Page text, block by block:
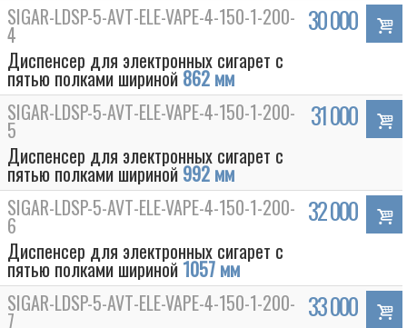
SIGAR-LDSP-5-AVT-ELE-VAPE-4-150-1-200-
4
Диспенсер для электронных сигарет с
пятью полками шириной 862 мм
30 000
SIGAR-LDSP-5-AVT-ELE-VAPE-4-150-1-200-
5
Диспенсер для электронных сигарет с
пятью полками шириной 992 мм
31 000
SIGAR-LDSP-5-AVT-ELE-VAPE-4-150-1-200-
6
Диспенсер для электронных сигарет с
пятью полками шириной 1057 мм
32 000
SIGAR-LDSP-5-AVT-ELE-VAPE-4-150-1-200-
7
33 000